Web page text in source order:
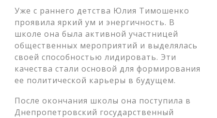
Уже с раннего детства Юлия Тимошенко
проявила яркий ум и энергичность. В
школе она была активной участницей
общественных мероприятий и выделялась
своей способностью лидировать. Эти
качества стали основой для формирования
ее политической карьеры в будущем.
После окончания школы она поступила в
Днепропетровский государственный